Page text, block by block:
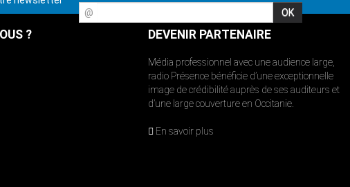
@
? DEVENIR PARTENAIRE
Média professionnel avec une audience large,
radio Présence bénéficie d’une exceptionnelle
image de crédibilité auprès de ses auditeurs et
d’une large couverture en Occitanie.
En savoir plus